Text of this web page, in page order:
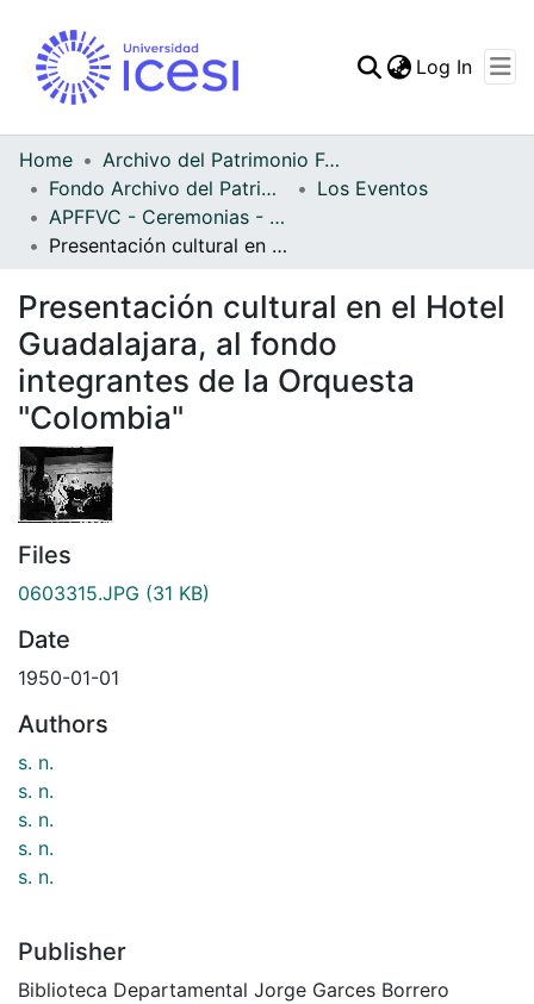
Statistics
Log In
Home
Archivo del Patrimonio Fotográfico y Fílmico del Valle del Cauca
Fondo Archivo del Patrimonio Fotográfico y Fílmico del Valle del Cauca
Los Eventos
APFFVC - Ceremonias - Patrimonial
Presentación cultural en el Hotel Guadalajara, al fondo integrantes de la Orquesta "Colombia"
Presentación cultural en el Hotel
Guadalajara, al fondo
integrantes de la Orquesta
"Colombia"
Files
0603315.JPG (31 KB)
Date
1950-01-01
Authors
s. n.
s. n.
s. n.
s. n.
s. n.
Publisher
Biblioteca Departamental Jorge Garces Borrero